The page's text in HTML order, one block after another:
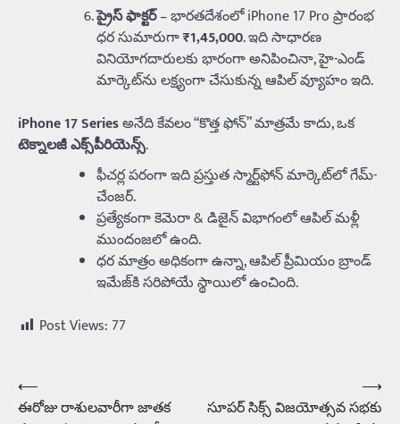
ప్రైస్ ఫాక్టర్– భారతదేశంలో iPhone 17 Pro ప్రారంభ
ధర సుమారుగా₹1,45,000. ఇది సాధారణ
వినియోగదారులకు భారంగా అనిపించినా, హై-ఎండ్‌
మార్కెట్‌ను లక్ష్యంగా చేసుకున్న ఆపిల్‌ వ్యూహం ఇది.
iPhone 17 Seriesఅనేది కేవలం “కొత్త ఫోన్” మాత్రమే కాదు, ఒక
టెక్నాలజీ ఎక్స్‌పీరియెన్స్.
ఫీచర్ల పరంగా ఇది ప్రస్తుత స్మార్ట్‌ఫోన్ మార్కెట్‌లో గేమ్‌-
చేంజర్.
ప్రత్యేకంగా కెమెరా & డిజైన్ విభాగంలో ఆపిల్‌ మళ్లీ
ముందంజలో ఉంది.
ధర మాత్రం అధికంగా ఉన్నా, ఆపిల్‌ ప్రీమియం బ్రాండ్‌
ఇమేజ్‌కి సరిపోయే స్థాయిలో ఉంచింది.
Post Views: 77
Post
navigation
⟵
ఈరోజు రాశులవారీగా జాతక
సూపర్‌ సిక్స్‌ విజయోత్సవ సభకు
⟶